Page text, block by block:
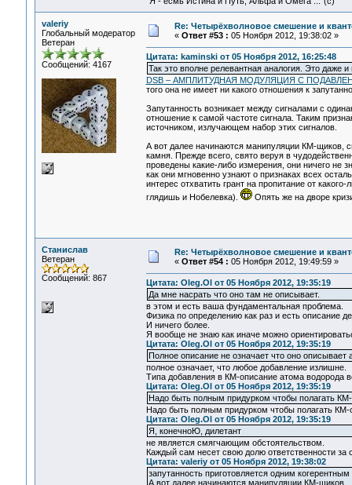
valeriy
Глобальный модератор
Ветеран
Сообщений: 4167
Re: Четырёхволновое смешение и
« Ответ #53 : 05 Ноября 2012, 19:38:02 »
Цитата: kaminski от 05 Ноября 2012, 16:25:48
Так это вполне релевантная аналогия. Это даже
DSB – АМПЛИТУДНАЯ МОДУЛЯЦИЯ С
того она не имеет ни какого отношения к
Запутанность возникает между сигналами с
отношение к самой частоте сигнала. Таким
источником, излучающем набор этих сигналов.
А вот далее начинаются манипуляции КМ-щиков,
камня. Прежде всего, свято веруя в
проведены какие-либо измерения, они ничего не
как они мгновенно узнают о признаках всех
интерес отхватить грант на пропитание от
глядишь и Нобелевка).
Опять же на дворе
Станислав
Ветеран
Сообщений: 867
Re: Четырёхволновое смешение и
« Ответ #54 : 05 Ноября 2012, 19:49:59 »
Цитата: Oleg.Ol от 05 Ноября 2012, 19:35:19
Да мне насрать что оно там не описывает.
в этом и есть ваша фундаментальная проблема.
Физика по определению как раз и есть описание
И ничего более.
Я вообще не знаю как иначе можно
Цитата: Oleg.Ol от 05 Ноября 2012, 19:35:19
Полное описание не означает что оно описывает
полное означает, что любое добавление излишне.
Типа добавления в КМ-описание атома водорода
Цитата: Oleg.Ol от 05 Ноября 2012, 19:35:19
Надо быть полным придурком чтобы полагать
Надо быть полным придурком чтобы полагать
Цитата: Oleg.Ol от 05 Ноября 2012, 19:35:19
Я, конечноЮ, дилетант
не является смягчающим обстоятельством.
Каждый сам несет свою долю ответственности за
Цитата: valeriy от 05 Ноября 2012, 19:38:02
запутанность приготовляется одним
А вот далее начинаются манипуляции КМ-щиков...